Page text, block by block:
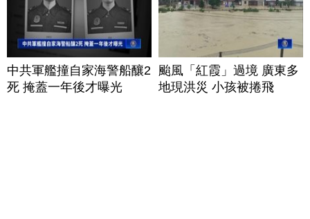
中共軍艦撞自家海警船釀2
死 掩蓋一年後才曝光
颱風「紅霞」過境 廣東多
地現洪災 小孩被捲飛